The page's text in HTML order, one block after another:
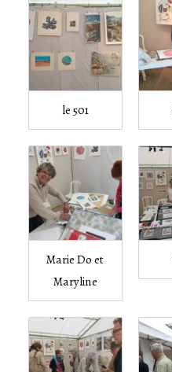
le 501
Marie Do et
Maryline